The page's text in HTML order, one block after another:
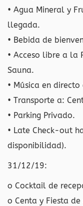
• Agua Mineral y
llegada.
• Bebida de
• Acceso libre a la
Sauna.
• Música en
• Transporte a:
• Parking Privado.
• Late Check-out
disponibilidad).
31/12/19:
o Cocktail de
o Centa y Fiesta